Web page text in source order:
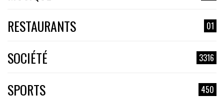
RESTAURANTS 01
SOCIÉTÉ 3316
SPORTS 450